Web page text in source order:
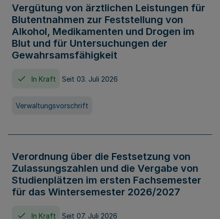
Vergütung von ärztlichen Leistungen für
Blutentnahmen zur Feststellung von
Alkohol, Medikamenten und Drogen im
Blut und für Untersuchungen der
Gewahrsamsfähigkeit
In Kraft Seit 03. Juli 2026
Verwaltungsvorschrift
Verordnung über die Festsetzung von
Zulassungszahlen und die Vergabe von
Studienplätzen im ersten Fachsemester
für das Wintersemester 2026/2027
In Kraft Seit 07. Juli 2026